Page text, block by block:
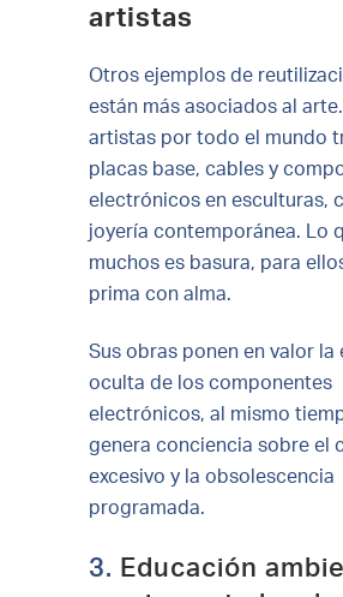
artistas
Otros ejemplos de
están más asociados al
artistas por todo el mundo
placas base, cables y
electrónicos en esculturas,
joyería contemporánea. Lo
muchos es basura, para
prima con alma.
Sus obras ponen en valor la
oculta de los componentes
electrónicos, al mismo
genera conciencia sobre el
excesivo y la obsolescencia
programada.
3. Educación